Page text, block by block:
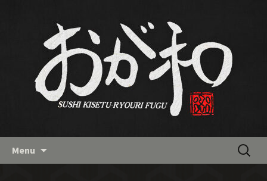
南流山の和食「おが和」の最新
情報バックナンバー
Menu
検
索: